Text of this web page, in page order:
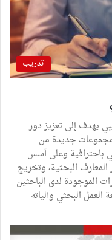
تدريب
يهدف إلى تعزيز دور
مجموعات جديدة من
باحترافية وعلى أسس
البحثية، وتخريج
الموجودة لدى الباحثين
العمل البحثي وآلياته